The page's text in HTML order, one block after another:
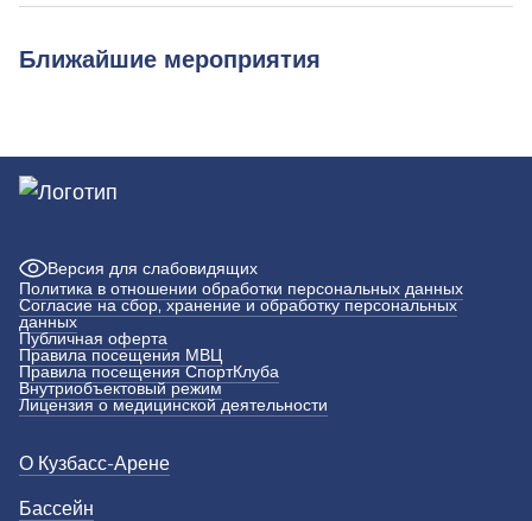
Ближайшие мероприятия
Версия для слабовидящих
Политика в отношении обработки персональных данных
Согласие на сбор, хранение и обработку персональных
данных
Публичная оферта
Правила посещения МВЦ
Правила посещения СпортКлуба
Внутриобъектовый режим
Лицензия о медицинской деятельности
О Кузбасс-Арене
Бассейн